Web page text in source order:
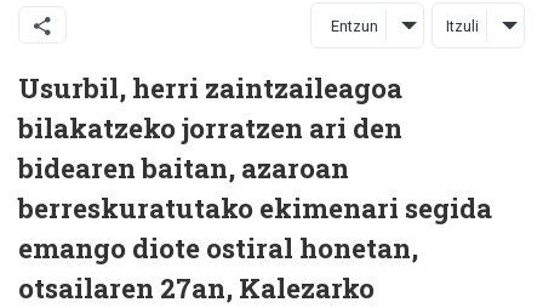
Entzun Itzuli
Usurbil, herri zaintzaileagoa
bilakatzeko jorratzen ari den
bidearen baitan, azaroan
berreskuratutako ekimenari segida
emango diote ostiral honetan,
otsailaren 27an, Kalezarko